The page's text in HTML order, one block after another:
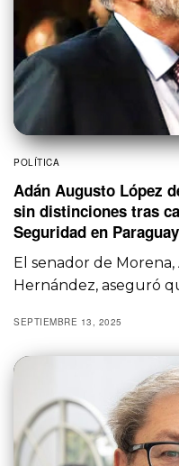
POLÍTICA
Adán Augusto López
sin distinciones tras
Seguridad en Paraguay
El senador de
Hernández, aseguró
SEPTIEMBRE 13, 2025